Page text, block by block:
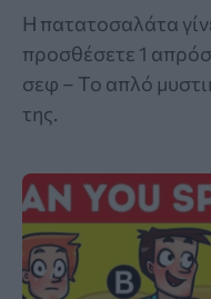
Η πατατοσαλάτα
προσθέσετε 1
σεφ – Το απλό
της.